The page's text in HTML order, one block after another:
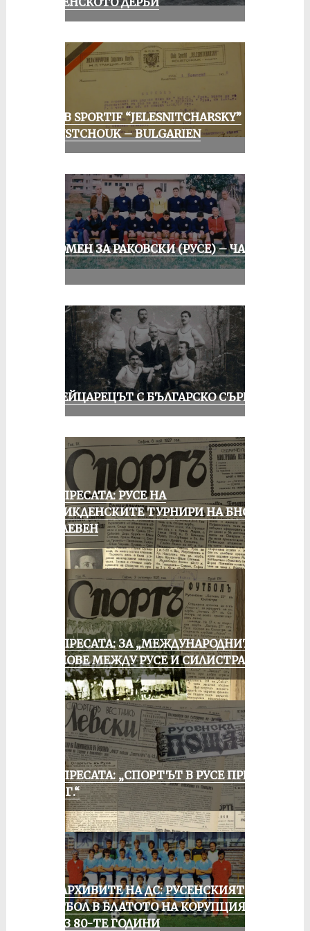
CLUB SPORTIF “JELESNITCHARSKY”
ROUSTCHOUK – BULGARIEN
СПОМЕН ЗА РАКОВСКИ (РУСЕ) – ЧАСТ
ШВЕЙЦАРЕЦЪТ С БЪЛГАРСКО СЪРЦЕ
ОТ ПРЕСАТА: РУСЕ НА
ВЕЛИКДЕНСКИТЕ ТУРНИРИ НА БНСФ
В ПЛЕВЕН
ОТ ПРЕСАТА: ЗА „МЕЖДУНАРОДНИТЕ“
МАЧОВЕ МЕЖДУ РУСЕ И СИЛИСТРА
ОТ ПРЕСАТА: „СПОРТЪТ В РУСЕ ПРЕЗ
1935 Г.“
ИЗ АРХИВИТЕ НА ДС: РУСЕНСКИЯТ
ФУТБОЛ В БЛАТОТО НА КОРУПЦИЯТА
ПРЕЗ 80-ТЕ ГОДИНИ